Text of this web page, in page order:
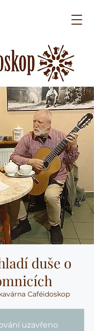
duše o
Caféidoskop
uzavřeno